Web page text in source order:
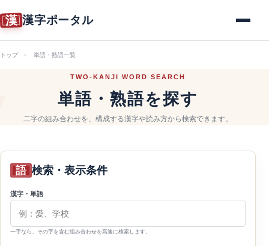
漢 漢字ポータル
トップ 単語・熟語一覧
TWO-KANJI WORD SEARCH
単語・熟語を探す
二字の組み合わせを、構成する漢字や読み方から検索できます。
語 検索・表示条件
漢字・単語
一字なら、その字を含む組み合わせを高速に検索します。